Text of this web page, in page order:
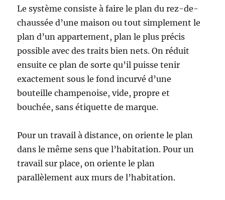
Le système consiste à faire le plan du rez-de-
chaussée d’une maison ou tout simplement le
plan d’un appartement, plan le plus précis
possible avec des traits bien nets. On réduit
ensuite ce plan de sorte qu’il puisse tenir
exactement sous le fond incurvé d’une
bouteille champenoise, vide, propre et
bouchée, sans étiquette de marque.
Pour un travail à distance, on oriente le plan
dans le même sens que l’habitation. Pour un
travail sur place, on oriente le plan
parallèlement aux murs de l’habitation.